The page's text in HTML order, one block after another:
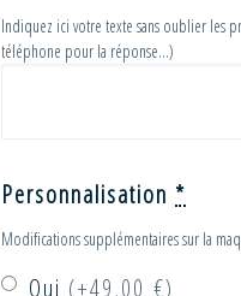
Indiquez ici votre texte sans oublier les
téléphone pour la réponse…)
Personnalisation *
Modifications supplémentaires sur la
Oui (+49,00 €)